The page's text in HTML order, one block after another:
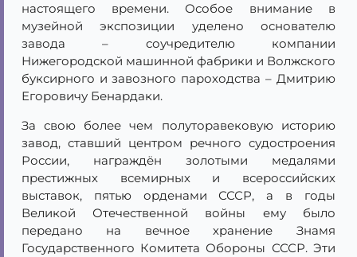
настоящего времени. Особое внимание в
музейной экспозиции уделено основателю
завода – соучредителю компании
Нижегородской машинной фабрики и Волжского
буксирного и завозного пароходства – Дмитрию
Егоровичу Бенардаки.
За свою более чем полуторавековую историю
завод, ставший центром речного судостроения
России, награждён золотыми медалями
престижных всемирных и всероссийских
выставок, пятью орденами СССР, а в годы
Великой Отечественной войны ему было
передано на вечное хранение Знамя
Государственного Комитета Обороны СССР. Эти